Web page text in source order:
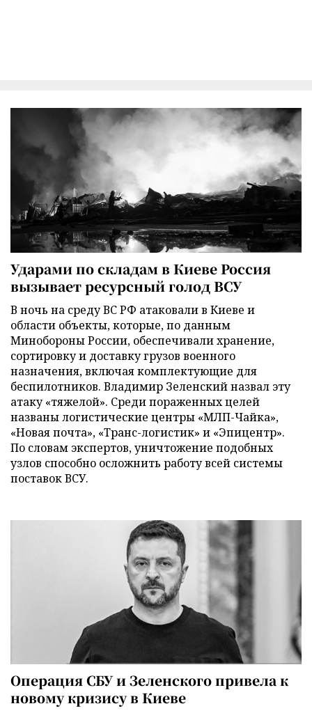
Ударами по складам в Киеве Россия
вызывает ресурсный голод ВСУ
В ночь на среду ВС РФ атаковали в Киеве и
области объекты, которые, по данным
Минобороны России, обеспечивали хранение,
сортировку и доставку грузов военного
назначения, включая комплектующие для
беспилотников. Владимир Зеленский назвал эту
атаку «тяжелой». Среди пораженных целей
названы логистические центры «МЛП-Чайка»,
«Новая почта», «Транс-логистик» и «Эпицентр».
По словам экспертов, уничтожение подобных
узлов способно осложнить работу всей системы
поставок ВСУ.
Операция СБУ и Зеленского привела к
новому кризису в Киеве